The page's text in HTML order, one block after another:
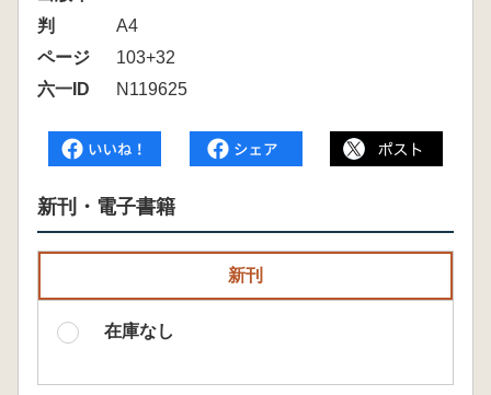
判
A4
ページ
103+32
六一ID
N119625
新刊・電子書籍
新刊
在庫なし